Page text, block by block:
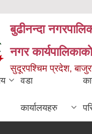
बुढीनन्दा
नगर
सुदूरपश्चिम प्रदेश,
वडा
कार्यालयहरु